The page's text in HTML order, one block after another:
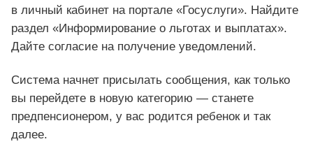
в личный кабинет на портале «Госуслуги». Найдите
раздел «Информирование о льготах и выплатах».
Дайте согласие на получение уведомлений.
Система начнет присылать сообщения, как только
вы перейдете в новую категорию — станете
предпенсионером, у вас родится ребенок и так
далее.